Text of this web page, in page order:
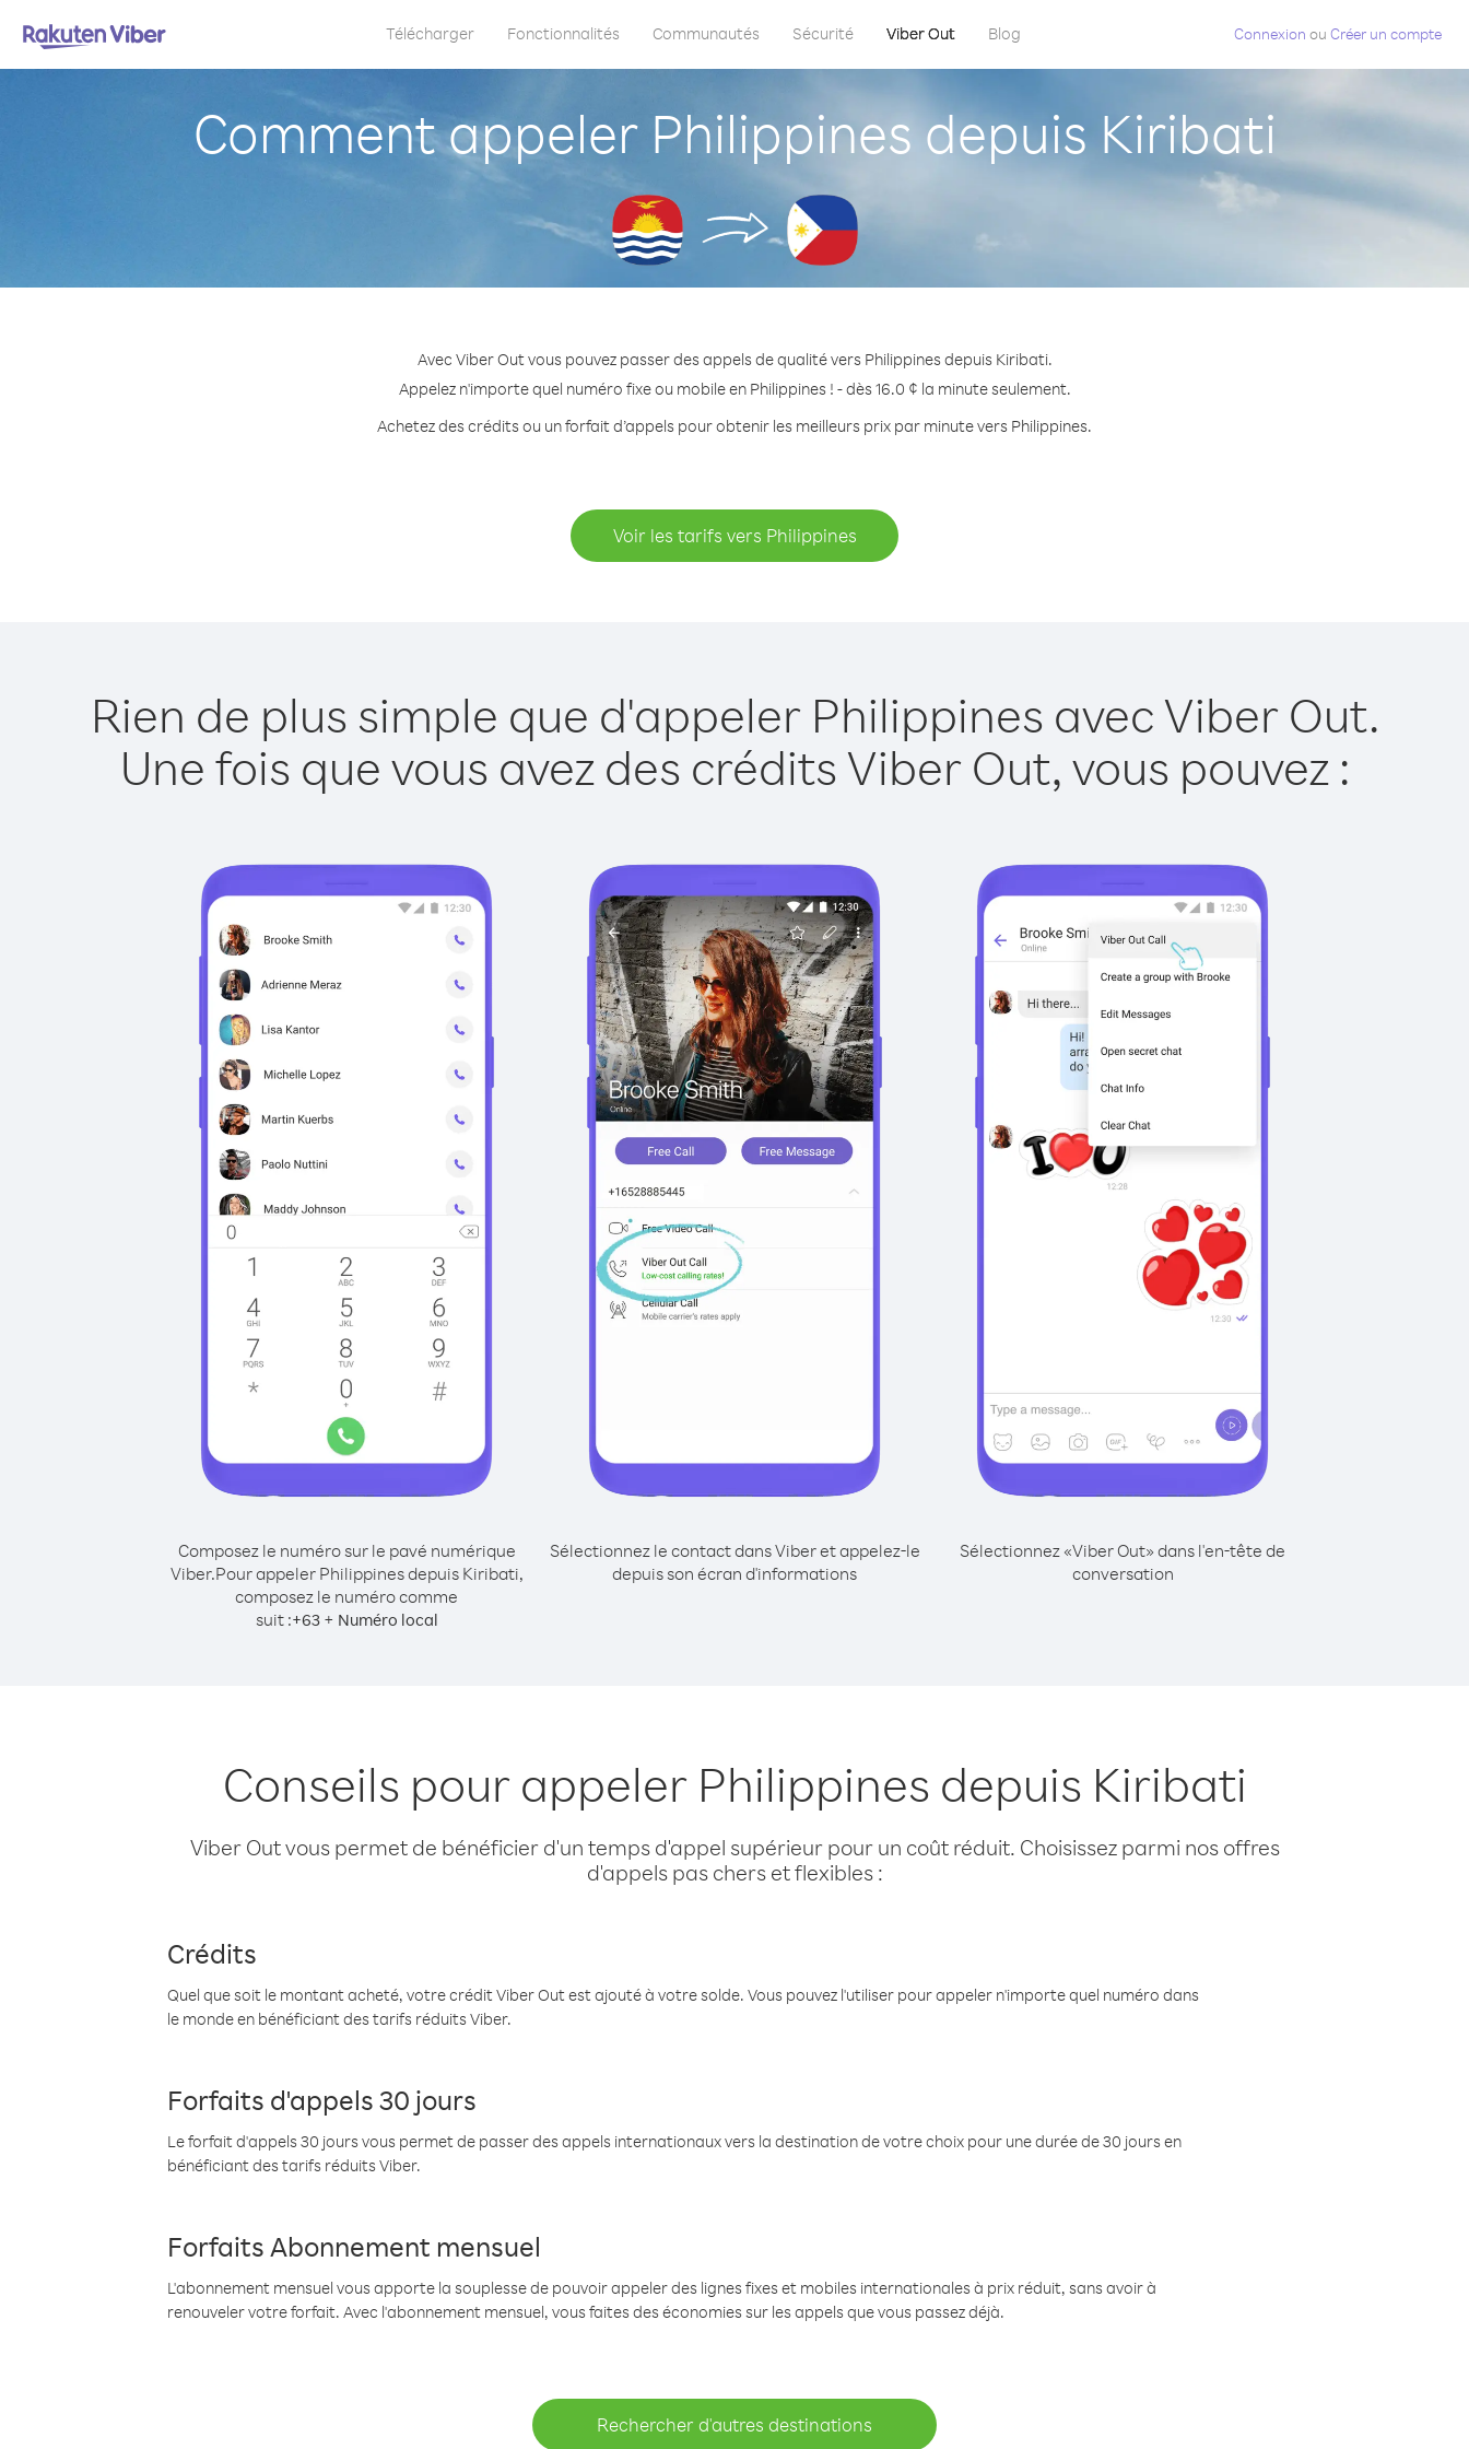
Télécharger Fonctionnalités Communautés Sécurité Viber Out Blog Connexion ou Créer un compte
Comment appeler Philippines depuis Kiribati
Avec Viber Out vous pouvez passer des appels de qualité vers Philippines depuis Kiribati.
Appelez n'importe quel numéro fixe ou mobile en Philippines ! - dès 16.0 ¢ la minute seulement.
Achetez des crédits ou un forfait d’appels pour obtenir les meilleurs prix par minute vers Philippines.
Voir les tarifs vers Philippines
Rien de plus simple que d'appeler Philippines avec Viber Out.
Une fois que vous avez des crédits Viber Out, vous pouvez :
Composez le numéro sur le pavé numérique
Viber.Pour appeler Philippines depuis Kiribati,
composez le numéro comme
suit :+63+ Numéro local
Sélectionnez le contact dans Viber et appelez-le
depuis son écran d'informations
Sélectionnez «Viber Out» dans l'en-tête de
conversation
Conseils pour appeler Philippines depuis Kiribati
Viber Out vous permet de bénéficier d'un temps d'appel supérieur pour un coût réduit. Choisissez parmi nos offres
d'appels pas chers et flexibles :
Crédits
Quel que soit le montant acheté, votre crédit Viber Out est ajouté à votre solde. Vous pouvez l'utiliser pour appeler n'importe quel numéro dans
le monde en bénéficiant des tarifs réduits Viber.
Forfaits d'appels 30 jours
Le forfait d'appels 30 jours vous permet de passer des appels internationaux vers la destination de votre choix pour une durée de 30 jours en
bénéficiant des tarifs réduits Viber.
Forfaits Abonnement mensuel
L'abonnement mensuel vous apporte la souplesse de pouvoir appeler des lignes fixes et mobiles internationales à prix réduit, sans avoir à
renouveler votre forfait. Avec l'abonnement mensuel, vous faites des économies sur les appels que vous passez déjà.
Rechercher d'autres destinations